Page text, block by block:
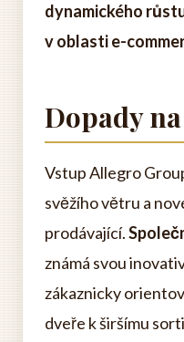
dynamického
v oblasti e-
Dopady
Vstup Allegro
svěžího větru a
prodávající.
známá svou
zákaznicky
dveře k širšímu